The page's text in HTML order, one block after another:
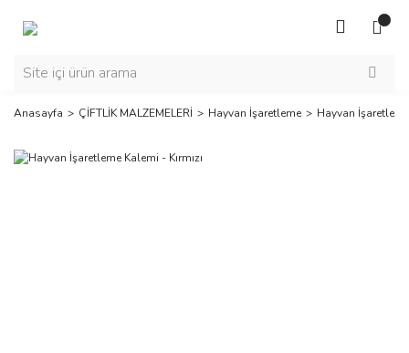
Anasayfa ÇİFTLİK MALZEMELERİ Hayvan İşaretleme Hayvan